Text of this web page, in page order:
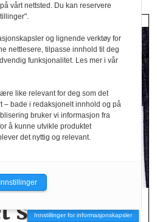
stor andel
Innstillinger for informasjonskapsler
vårt nettsted. Du kan reservere
og lignende verktøy for
nettlesere, tilpasse innhold til deg
funksjonalitet. Les mer i vår
like relevant for deg som det
– bade i redaksjonelt innhold og på
bruker vi informasjon fra
å kunne utvikle produktet
det nyttig og relevant.
Innstillinger